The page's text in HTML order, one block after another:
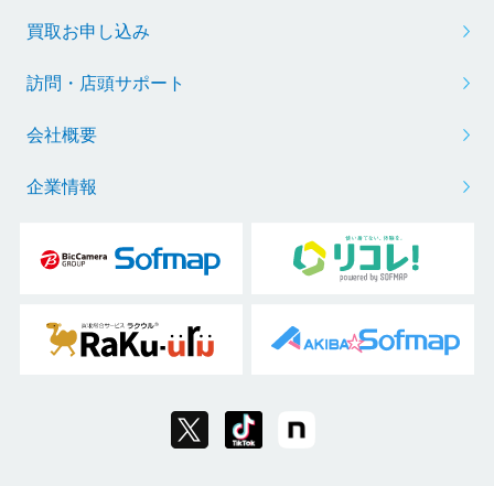
買取お申し込み
訪問・店頭サポート
会社概要
企業情報